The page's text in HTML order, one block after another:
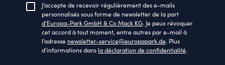
J’accepte de recevoir régulièrement des e-mails
personnalisés sous forme de newsletter de la part
d’Europa-Park GmbH & Co Mack KG. Je peux révoquer
cet accord à tout moment, entre autres par e-mail à
l’adresse newsletter-service@europapark.de. Plus
d’informations dans la déclaration de confidentialité.